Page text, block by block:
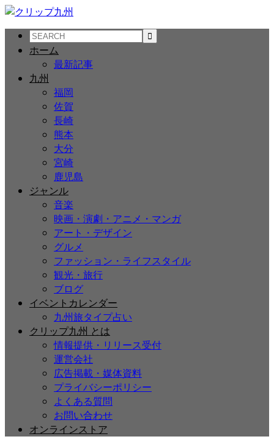
ホーム
最新記事
九州
福岡
佐賀
長崎
熊本
大分
宮崎
鹿児島
ジャンル
音楽
映画・演劇・アニメ・マンガ
アート・デザイン
グルメ
ファッション・ライフスタイル
観光・旅行
ブログ
イベントカレンダー
九州旅タイプ占い
クリップ九州 とは
情報提供・リリース受付
運営会社
広告掲載・媒体資料
プライバシーポリシー
よくある質問
お問い合わせ
オンラインストア